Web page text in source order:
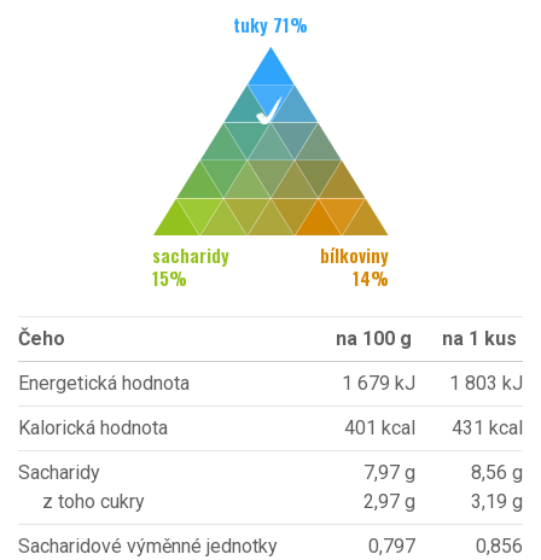
tuky 71%
sacharidy
15%
bílkoviny
14%
Čeho na 100 g
na 1 kus
Energetická hodnota
1 679 kJ
1 803 kJ
Kalorická hodnota
401 kcal
431 kcal
Sacharidy
z toho cukry
7,97 g
2,97 g
8,56 g
3,19 g
Sacharidové výměnné jednotky
0,797
0,856